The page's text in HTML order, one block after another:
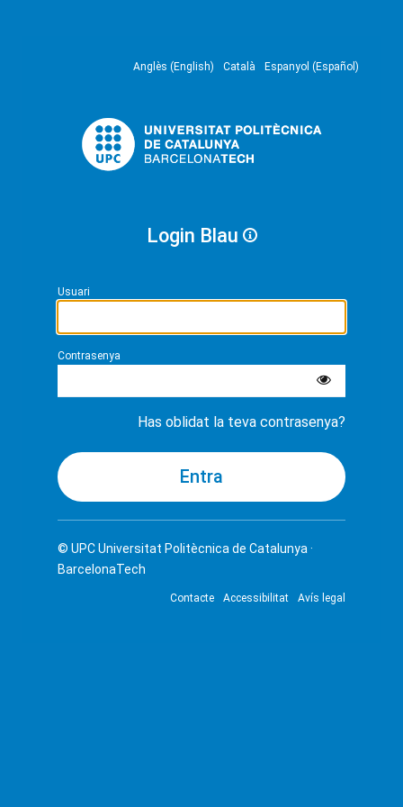
Anglès (English) Català Espanyol (Español)
Login Blau
Usuari
Contrasenya
Has oblidat la teva contrasenya?
© UPCUniversitat Politècnica de Catalunya ·
BarcelonaTech
Contacte Accessibilitat Avís legal